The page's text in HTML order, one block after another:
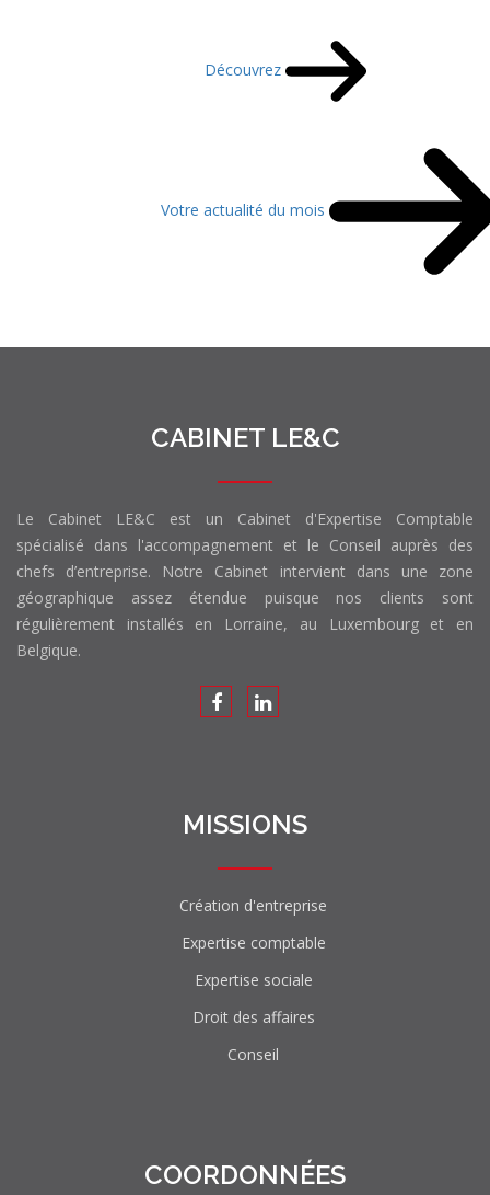
Découvrez
Votre actualité du mois
CABINET LE&C
Le Cabinet LE&C est un Cabinet d'Expertise Comptable
spécialisé dans l'accompagnement et le Conseil auprès des
chefs d’entreprise. Notre Cabinet intervient dans une zone
géographique assez étendue puisque nos clients sont
régulièrement installés en Lorraine, au Luxembourg et en
Belgique.
MISSIONS
Création d'entreprise
Expertise comptable
Expertise sociale
Droit des affaires
Conseil
COORDONNÉES